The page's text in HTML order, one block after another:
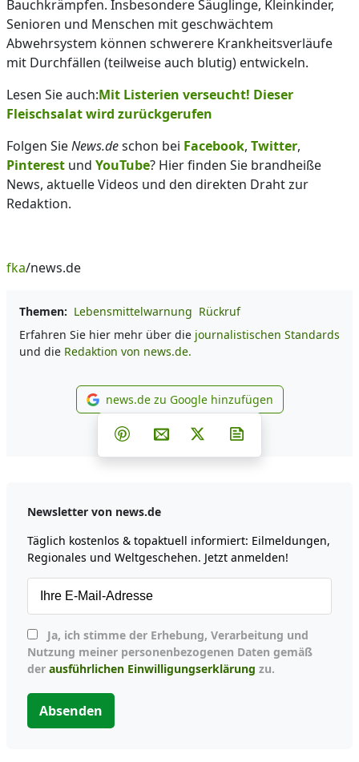
Bauchkrämpfen. Insbesondere Säuglinge, Kleinkinder,
Senioren und Menschen mit geschwächtem
Abwehrsystem können schwerere Krankheitsverläufe
mit Durchfällen (teilweise auch blutig) entwickeln.
Lesen Sie auch:Mit Listerien verseucht! Dieser
Fleischsalat wird zurückgerufen
Folgen SieNews.deschon bei Facebook, Twitter,
Pinterest und YouTube? Hier finden Sie brandheiße
News, aktuelle Videos und den direkten Draht zur
Redaktion.
fka/news.de
Themen: Lebensmittelwarnung Rückruf
Erfahren Sie hier mehr über die journalistischen Standards
und die Redaktion von news.de.
news.de zu Google
news.de zu Google hinzufügen
Teilen auf Facebook
Teilen auf Whatsapp
Teilen auf Telegram
Teilen auf Pinterest
Per E-Mail teilen
Post auf X
Newsletter von news.de
Täglich kostenlos & topaktuell informiert: Eilmeldungen,
Regionales und Weltgeschehen. Jetzt anmelden!
Nutzung meiner personenbezogenen Daten gemäß
der ausführlichen Einwilligungserklärung zu.
Absenden